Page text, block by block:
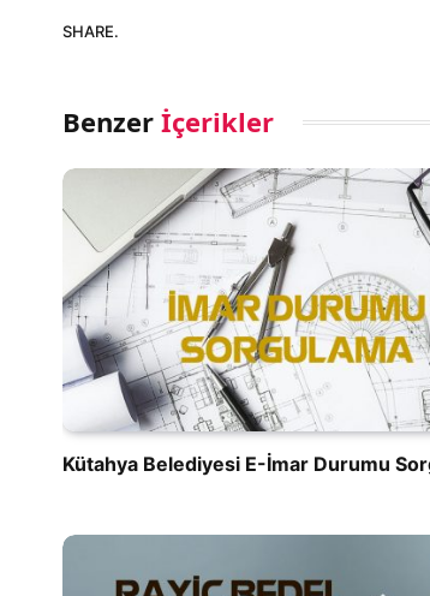
SHARE.
Benzer İçerikler
Kütahya Belediyesi E-İmar Durumu